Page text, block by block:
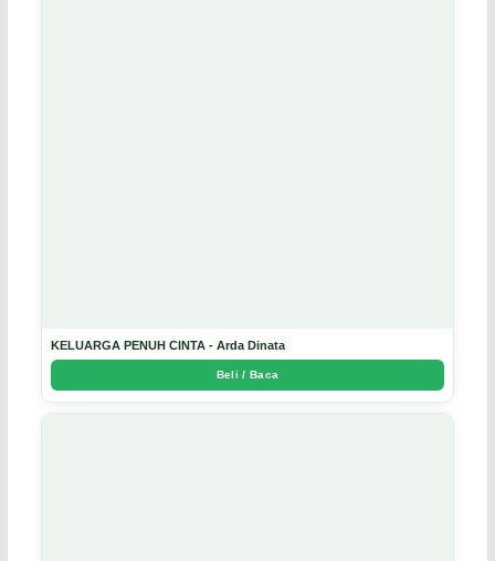
KELUARGA PENUH CINTA - Arda Dinata
Beli / Baca